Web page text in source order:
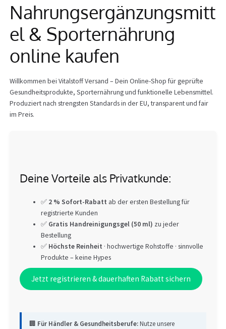
Info
Nahrungsergänzungsmitt
el & Sporternährung
online kaufen
Willkommen bei Vitalstoff Versand – Dein Online-Shop für geprüfte
Gesundheitsprodukte, Sporternährung und funktionelle Lebensmittel.
Produziert nach strengsten Standards in der EU, transparent und fair
im Preis.
Deine Vorteile als Privatkunde:
✅ 2 % Sofort-Rabatt ab der ersten Bestellung für
registrierte Kunden
✅ Gratis Handreinigungsgel (50 ml) zu jeder
Bestellung
✅ Höchste Reinheit · hochwertige Rohstoffe · sinnvolle
Produkte – keine Hypes
Jetzt registrieren & dauerhaften Rabatt sichern
🏢 Für Händler & Gesundheitsberufe:Nutze unsere